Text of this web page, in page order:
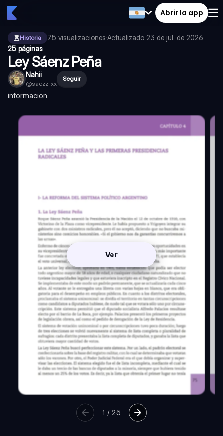
Abrir la app
Historia 75 visualizaciones·Actualizado 23 de jul. de 2026·
25 páginas
Ley Sáenz Peña
Nahii
@saezz_xx
Seguir
informacion
Ver
1 / 25